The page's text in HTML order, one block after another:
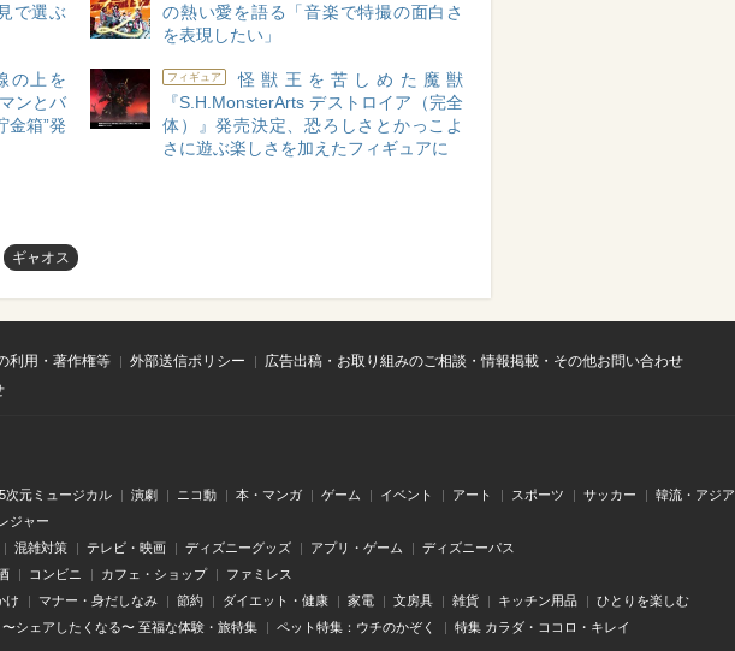
で選ぶ
の熱い愛を語る「音楽で特撮の面白さ
を表現したい」
の上を
ンとバ
金箱”発
フィギュア
怪獣王を苦しめた魔獣
『S.H.MonsterArts デストロイア（完全
体）』発売決定、恐ろしさとかっこよ
さに遊ぶ楽しさを加えたフィギュアに
ギャオス
利用・著作権等 外部送信ポリシー
広告出稿・お取り組みのご相談・情報掲載・その他お問い合わせ
次元ミュージカル 演劇 ニコ動 本・マンガ ゲーム イベント アート スポーツ サッカー 韓流・アジア
ジャー
混雑対策
テレビ・映画 ディズニーグッズ アプリ・ゲーム
ディズニーパス
コンビニ カフェ・ショップ
ファミレス
け
マナー・身だしなみ 節約 ダイエット・健康 家電 文房具 雑貨 キッチン用品
ひとりを楽しむ
〜シェアしたくなる〜 至福な体験・旅特集
ペット特集：ウチのかぞく 特集 カラダ・ココロ・キレイ